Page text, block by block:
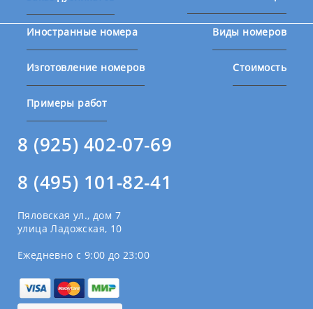
Иностранные номера Виды номеров
Изготовление номеров Стоимость
Примеры работ
8 (925) 402-07-69
8 (495) 101-82-41
Пяловская ул., дом 7
улица Ладожская, 10
Ежедневно с 9:00 до 23:00